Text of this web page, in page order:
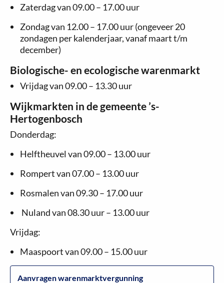
Zaterdag van 09.00 – 17.00 uur
Zondag van 12.00 – 17.00 uur (ongeveer 20
zondagen per kalenderjaar, vanaf maart t/m
december)
Biologische- en ecologische warenmarkt
Vrijdag van 09.00 – 13.30 uur
Wijkmarkten in de gemeente ’s-
Hertogenbosch
Donderdag:
Helftheuvel van 09.00 – 13.00 uur
Rompert van 07.00 – 13.00 uur
Rosmalen van 09.30 – 17.00 uur
Nuland van 08.30 uur – 13.00 uur
Vrijdag:
Maaspoort van 09.00 – 15.00 uur
Aanvragen warenmarktvergunning